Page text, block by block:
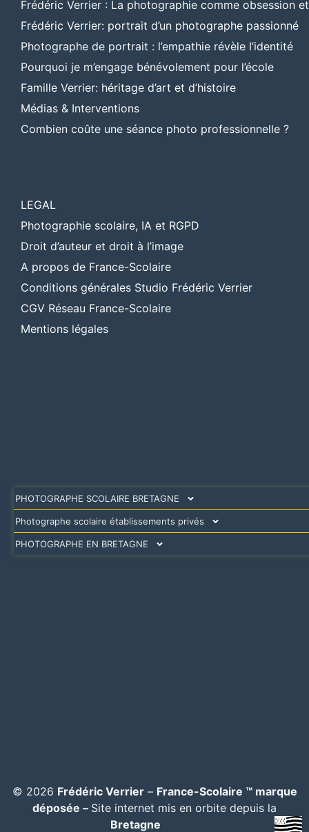
Frédéric Verrier : La photographie comme obsession
Frédéric Verrier: portrait d’un photographe passionné
Photographe de portrait : l’empathie révèle l’identité
Pourquoi je m’engage bénévolement pour l’école
Famille Verrier: héritage d’art et d’histoire
Médias & Interventions
Combien coûte une séance photo professionnelle ?
LEGAL
Photographie scolaire, IA et RGPD
Droit d’auteur et droit à l’image
A propos de France-Scolaire
Conditions générales Studio Frédéric Verrier
CGV Réseau France-Scolaire
Mentions légales
PHOTOGRAPHE SCOLAIRE BRETAGNE
Photographe scolaire établissements privés
PHOTOGRAPHE EN BRETAGNE
© 2026 Frédéric Verrier– France-Scolaire ™ marque
déposée – Site internet mis en orbite depuis la
Bretagne